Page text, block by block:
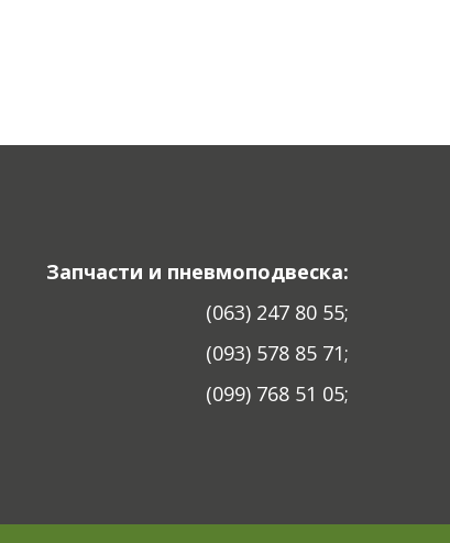
Запчасти и пневмоподвеска:
(063) 247 80 55;
(093) 578 85 71;
(099) 768 51 05;